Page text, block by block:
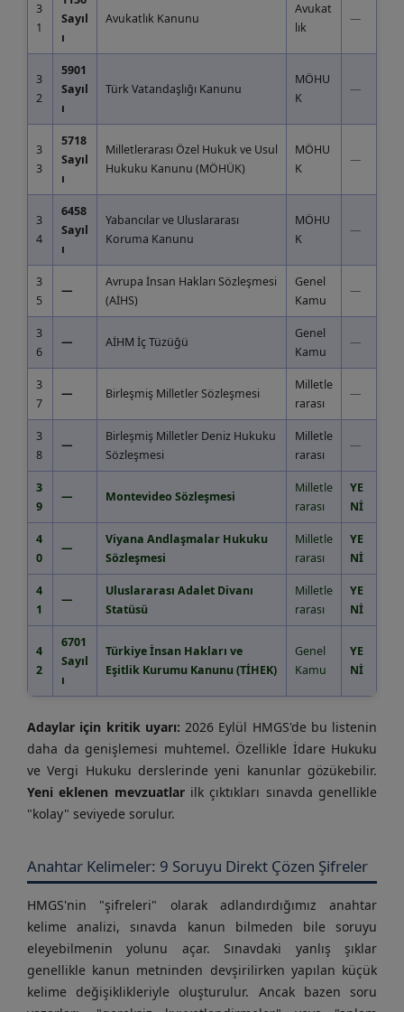
3
1
Sayıl
ı
Avukatlık Kanunu
Avukat
lık
—
3
2
5901
Sayıl
ı
Türk Vatandaşlığı Kanunu
MÖHU
K
—
3
3
5718
Sayıl
ı
Milletlerarası Özel Hukuk ve Usul
Hukuku Kanunu (MÖHÜK)
MÖHU
K
—
3
4
6458
Sayıl
ı
Yabancılar ve Uluslararası
Koruma Kanunu
MÖHU
K
—
3
5
—
Avrupa İnsan Hakları Sözleşmesi
(AİHS)
Genel
Kamu
—
3
6
— AİHM İç Tüzüğü
Genel
Kamu
—
3
7
— Birleşmiş Milletler Sözleşmesi
Milletle
rarası
—
3
8
—
Birleşmiş Milletler Deniz Hukuku
Sözleşmesi
Milletle
rarası
—
3
9
— Montevideo Sözleşmesi
Milletle
rarası
YE
Nİ
4
0
—
Viyana Andlaşmalar Hukuku
Sözleşmesi
Milletle
rarası
YE
Nİ
4
1
—
Uluslararası Adalet Divanı
Statüsü
Milletle
rarası
YE
Nİ
4
2
6701
Sayıl
ı
Türkiye İnsan Hakları ve
Eşitlik Kurumu Kanunu (TİHEK)
Genel
Kamu
YE
Nİ
Adaylar için kritik uyarı: 2026 Eylül HMGS'de bu listenin
daha da genişlemesi muhtemel. Özellikle İdare Hukuku
ve Vergi Hukuku derslerinde yeni kanunlar gözükebilir.
Yeni eklenen mevzuatlarilk çıktıkları sınavda genellikle
"kolay" seviyede sorulur.
Anahtar Kelimeler: 9 Soruyu Direkt Çözen Şifreler
HMGS'nin "şifreleri" olarak adlandırdığımız anahtar
kelime analizi, sınavda kanun bilmeden bile soruyu
eleyebilmenin yolunu açar. Sınavdaki yanlış şıklar
genellikle kanun metninden devşirilirken yapılan küçük
kelime değişiklikleriyle oluşturulur. Ancak bazen soru